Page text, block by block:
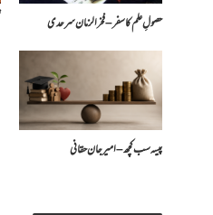
حصولِ علم کا سفر – فخرالزمان سرحدی
پیسہ سب کچھ – امیرجان حقانی